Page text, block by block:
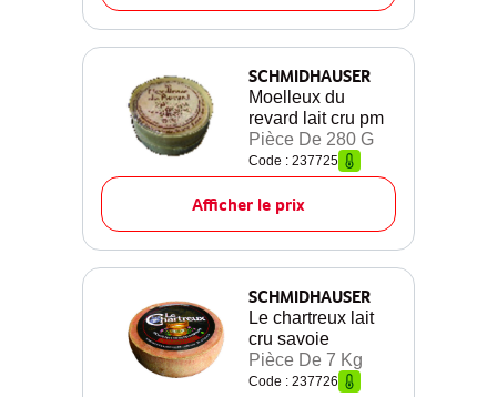
SCHMIDHAUSER
Moelleux du
revard lait cru pm
Pièce De 280 G
Code : 237725
Afficher le prix
SCHMIDHAUSER
Le chartreux lait
cru savoie
Pièce De 7 Kg
Code : 237726